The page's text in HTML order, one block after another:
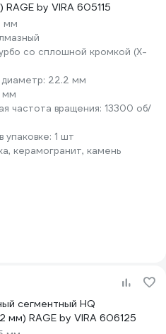
RAGE by VIRA 605115
мм
со сплошной кромкой (X-
22.2 мм
мм
частота вращения: 13300 об/
упаковке: 1 шт
керамогранит, камень
сегментный HQ
мм) RAGE by VIRA 606125